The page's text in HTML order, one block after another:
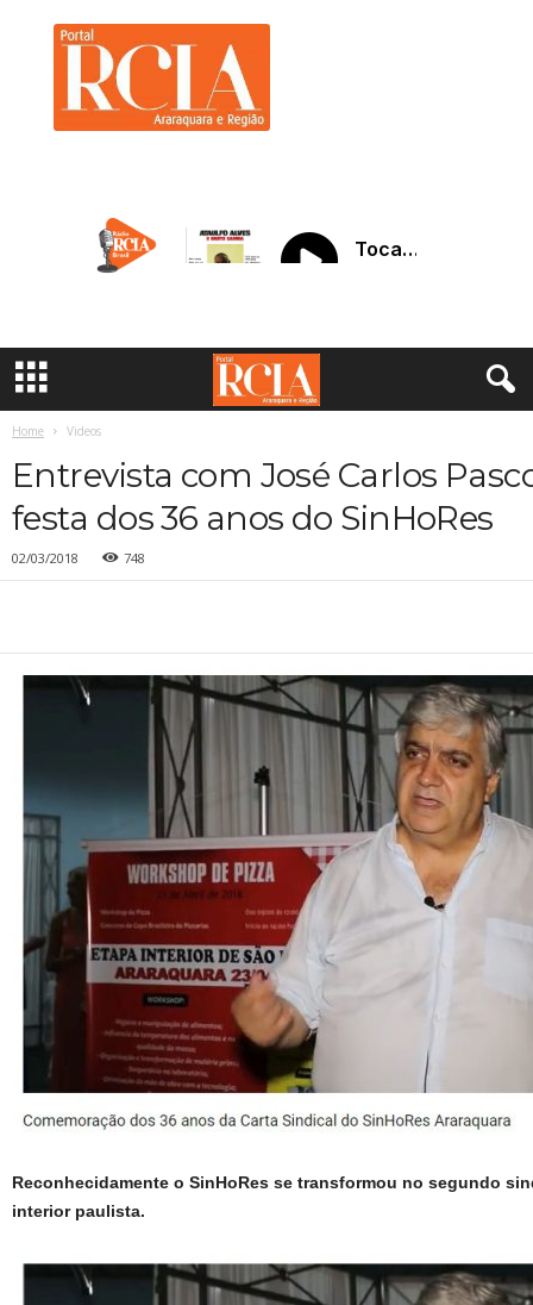
a
Home Videos
Entrevista com José Carlos
festa dos 36 anos do SinHoRes
02/03/2018 748
Reconhecidamente o SinHoRes se transformou no segundo
interior paulista.